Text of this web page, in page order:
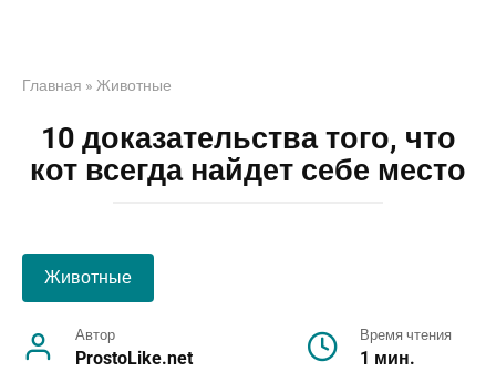
Главная » Животные
10 доказательства того, что
кот всегда найдет себе место
Животные
Автор
ProstoLike.net
Время чтения
1 мин.